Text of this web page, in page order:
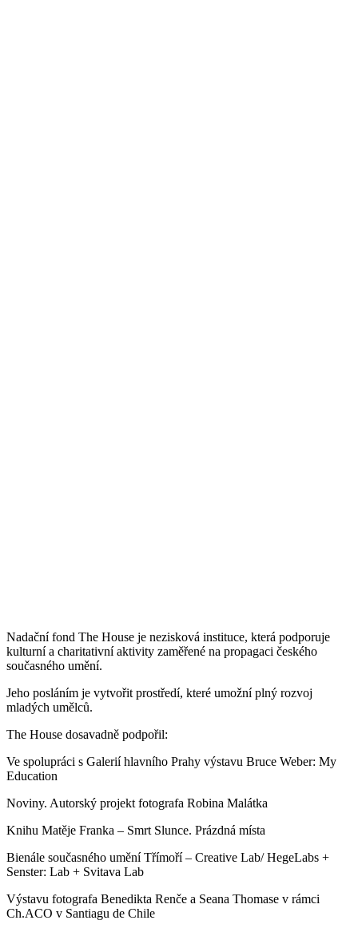
Nadační fond The House je nezisková instituce, která podporuje
kulturní a charitativní aktivity zaměřené na propagaci českého
současného umění.
Jeho posláním je vytvořit prostředí, které umožní plný rozvoj
mladých umělců.
The House dosavadně podpořil:
Ve spolupráci s Galerií hlavního Prahy výstavu Bruce Weber: My
Education
Noviny. Autorský projekt fotografa Robina Malátka
Knihu Matěje Franka – Smrt Slunce. Prázdná místa
Bienále současného umění Třímoří – Creative Lab/ HegeLabs +
Senster: Lab + Svitava Lab
Výstavu fotografa Benedikta Renče a Seana Thomase v rámci
Ch.ACO v Santiagu de Chile